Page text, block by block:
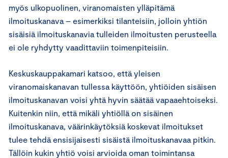
myös ulkopuolinen, viranomaisten ylläpitämä
ilmoituskanava – esimerkiksi tilanteisiin, jolloin yhtiön
sisäisiä ilmoituskanavia tulleiden ilmoitusten perusteella
ei ole ryhdytty vaadittaviin toimenpiteisiin.
Keskuskauppakamari katsoo, että yleisen
viranomaiskanavan tullessa käyttöön, yhtiöiden sisäisen
ilmoituskanavan voisi yhtä hyvin säätää vapaaehtoiseksi.
Kuitenkin niin, että mikäli yhtiöllä on sisäinen
ilmoituskanava, väärinkäytöksiä koskevat ilmoitukset
tulee tehdä ensisijaisesti sisäistä ilmoituskanavaa pitkin.
Tällöin kukin yhtiö voisi arvioida oman toimintansa